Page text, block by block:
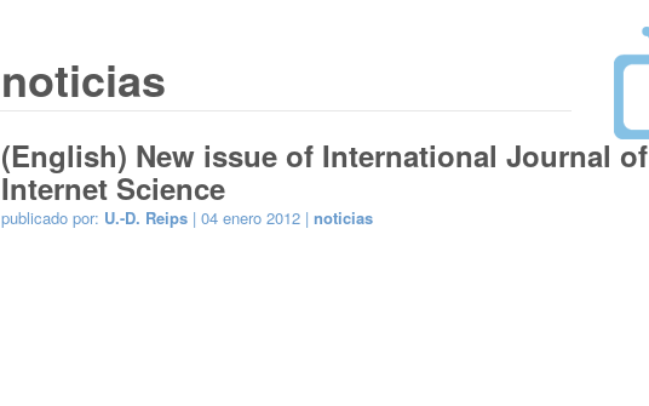
noticias
(English) New issue of International Journal of
Internet Science
publicado por: U.-D. Reips | 04 enero 2012 | noticias